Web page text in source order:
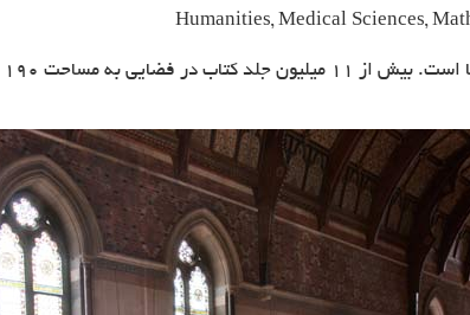
Humanities, Medical Sciences,